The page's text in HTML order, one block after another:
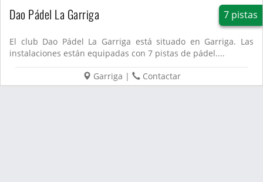
Dao Pádel La Garriga 7 pistas
El club Dao Pádel La Garriga está situado en Garriga. Las
instalaciones están equipadas con 7 pistas de pádel....
Garriga | Contactar